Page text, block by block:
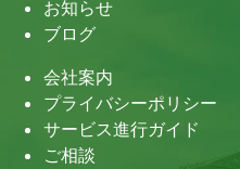
お知らせ
ブログ
会社案内
プライバシーポリシー
サービス進行ガイド
ご相談